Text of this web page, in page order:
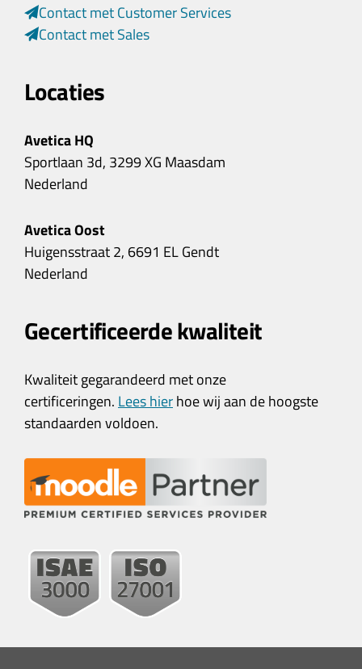
Contact met Customer Services
Contact met Sales
Locaties
Avetica HQ
Sportlaan 3d, 3299 XG Maasdam
Nederland
Avetica Oost
Huigensstraat 2, 6691 EL Gendt
Nederland
Gecertificeerde kwaliteit
Kwaliteit gegarandeerd met onze
certificeringen. Lees hierhoe wij aan de hoogste
standaarden voldoen.